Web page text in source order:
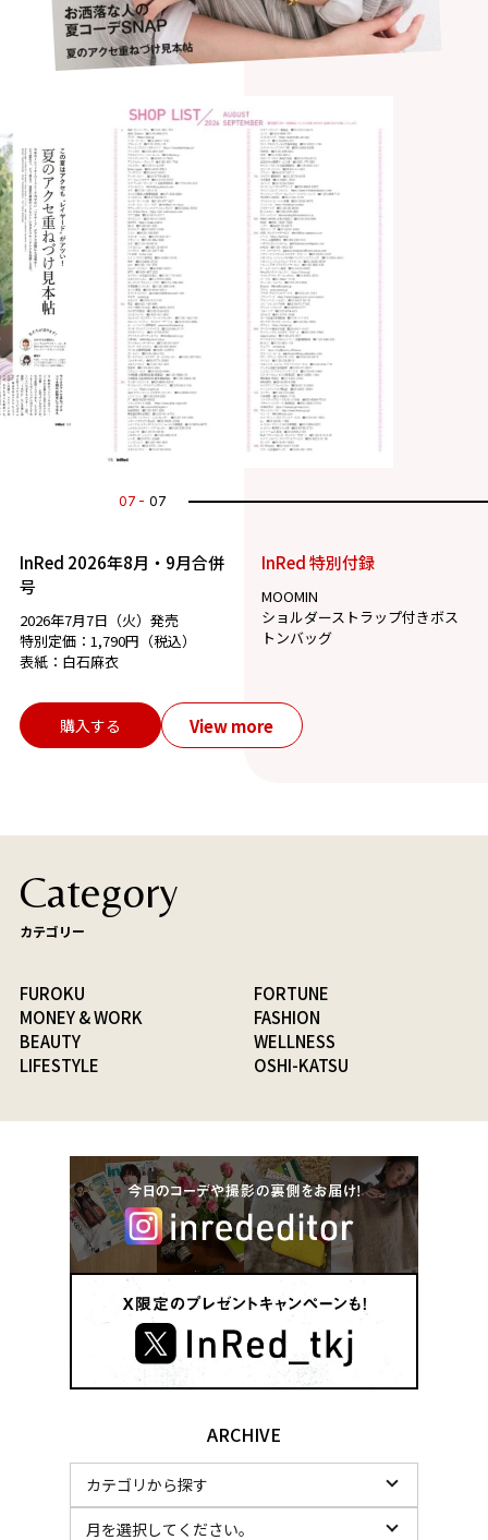
07 07
InRed 2026年8月・9月合併
号
2026年7月7日（火）発売
特別定価：1,790円（税込）
表紙：白石麻衣
InRed 特別付録
MOOMIN
ショルダーストラップ付きボス
トンバッグ
購入する View more
Category
カテゴリー
FUROKU
FORTUNE
MONEY & WORK
FASHION
BEAUTY
WELLNESS
LIFESTYLE
OSHI-KATSU
ARCHIVE